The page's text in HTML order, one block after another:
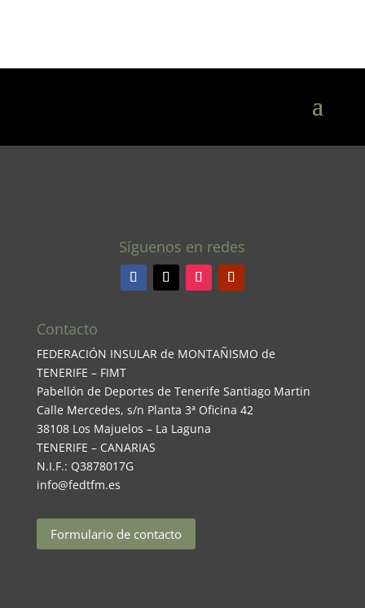
Síguenos en redes
Contacto
FEDERACIÓN INSULAR de MONTAÑISMO de
TENERIFE – FIMT
Pabellón de Deportes de Tenerife Santiago Martin
Calle Mercedes, s/n Planta 3ª Oficina 42
38108 Los Majuelos – La Laguna
TENERIFE – CANARIAS
N.I.F.: Q3878017G
info@fedtfm.es
Formulario de contacto